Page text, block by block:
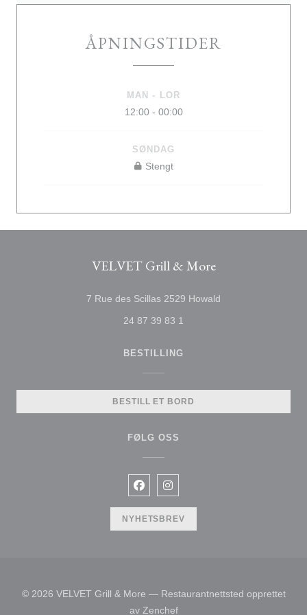
ÅPNINGSTIDER
MAN - LOR
12:00 - 00:00
SØNDAG
Stengt
VELVET Grill & More
7 Rue des Scillas 2529 Howald
24 87 39 83 1
BESTILLING
BESTILL ET BORD
FØLG OSS
Facebook ((åpner i et nytt vindu))
Instagram ((åpner i et nytt
NYHETSBREV
© 2026 VELVET Grill & More — Restaurantnettsted opprettet
av Zenchef((åpner i et nytt vindu))